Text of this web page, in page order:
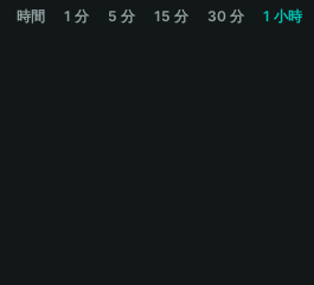
Español (Argentina)
時間 1 分 5 分 15 分 30 分 1 小時